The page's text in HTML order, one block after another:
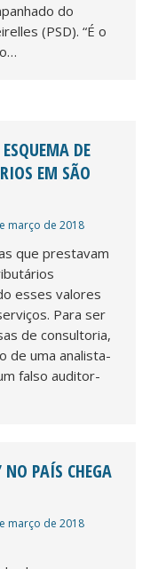
do
(PSD). “É o
DE
EM SÃO
março de 2018
que prestavam
esses valores
Para ser
de consultoria,
de uma analista-
falso auditor-
NO PAÍS CHEGA
março de 2018